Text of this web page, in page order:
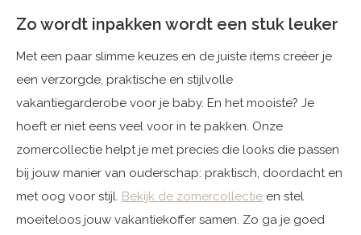
Zo wordt inpakken wordt een stuk leuker
Met een paar slimme keuzes en de juiste items creëer je
een verzorgde, praktische en stijlvolle
vakantiegarderobe voor je baby. En het mooiste? Je
hoeft er niet eens veel voor in te pakken. Onze
zomercollectie helpt je met precies die looks die passen
bij jouw manier van ouderschap: praktisch, doordacht en
met oog voor stijl. Bekijk de zomercollectie en stel
moeiteloos jouw vakantiekoffer samen. Zo ga je goed